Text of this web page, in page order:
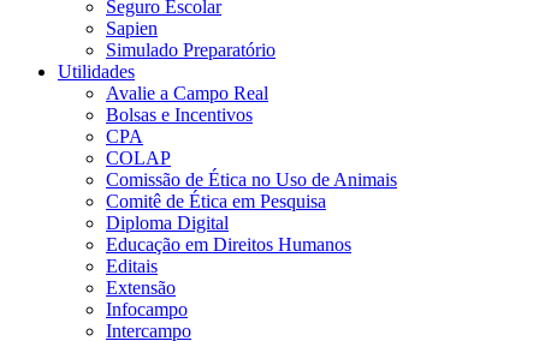
Seguro Escolar
Sapien
Simulado Preparatório
Utilidades
Avalie a Campo Real
Bolsas e Incentivos
CPA
COLAP
Comissão de Ética no Uso de Animais
Comitê de Ética em Pesquisa
Diploma Digital
Educação em Direitos Humanos
Editais
Extensão
Infocampo
Intercampo